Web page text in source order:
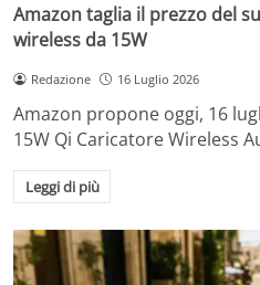
Amazon taglia il prezzo del
wireless da 15W
Redazione 16 Luglio 2026
Amazon propone oggi, 16
15W Qi Caricatore Wireless
Leggi di più